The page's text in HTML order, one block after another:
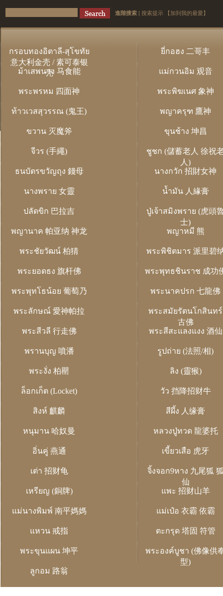
進階搜索 | 搜索提示 【加到我的最愛】
กรอบทองอิตาลี-สุโขทัย
意大利金壳 / 素可泰银
壳
ยี่กอฮง 二哥丰
ม้าเสพนาง 马食能 แม่กวนอิม 观音
พระพรหม 四面神 พระพิฆเนศ 象神
ท้าวเวสสุวรรณ (鬼王) พญาครุฑ 鷹神
ขวาน 灭魔斧 ขุนช้าง 坤昌
จีวร (手繩)
ชูชก (儲蓄老人 徐祝
人)
ธนบัตรขวัญถุง 錢母
นางกวัก 招財女神
นางพราย 女靈 น้ำมัน 人緣膏
ปลัดขิก 巴拉吉
ปู่เจ้าสมิงพราย (虎頭
士)
พญานาค 帕亚纳 神龙
พญาหมี 熊
พระชัยวัฒน์ 柏猜 พระพิชิตมาร 派里碧
พระยอดธง 旗杆佛 พระพุทธชินราช 成功
พระพุทโธน้อย 葡萄乃 พระนาคปรก 七龍佛
พระลักษณ์ 愛神帕拉
พระสมัยรัตนโกสินทร์
古佛
พระสีวลี 行走佛
พระสีสะแลงแงง 酒仙
พรานบุญ 噴潘 รูปถ่าย (法照/相)
พระงั่ง 柏罌 ลิง (靈猴)
ล็อกเก็ต (Locket) วัว 挡降招财牛
สิงห์ 麒麟 สีผึ้ง 人缘膏
หนุมาน 哈奴曼 หลวงปู่ทวด 龍婆托
อิ่นคู่ 燕通 เขี้ยวเสือ 虎牙
เต่า 招财龟
จิ้งจอก9หาง 九尾狐
仙
เหรียญ (銅牌)
แพะ 招财山羊
แม่นางพิมพ์ 南平媽媽 แม่เป๋อ 衣霸 依霸
แหวน 戒指 ตะกรุด 塔固 符管
พระขุนแผน 坤平
พระองค์บูชา (佛像供
型)
ลูกอม 路翁